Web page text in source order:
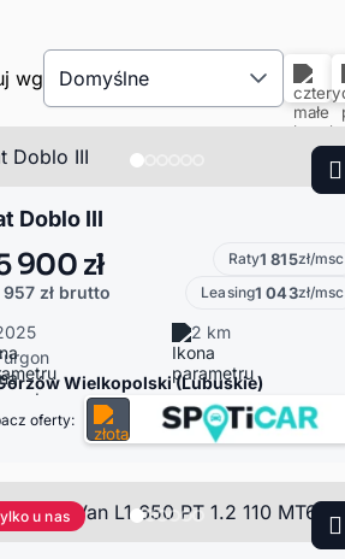
wg Domyślne
Doblo III
900 zł
957 zł brutto
Raty1 815zł/msc
Leasing1 043zł/msc
2 km
Wielkopolski (Lubuskie)
oferty:
u nas